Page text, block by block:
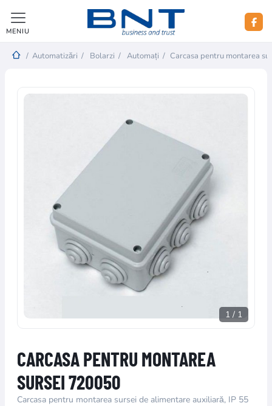
MENIU
/ Automatizări / Bolarzi / Automați / Carcasa pentru montarea
1 / 1
CARCASA PENTRU MONTAREA
SURSEI 720050
Carcasa pentru montarea sursei de alimentare auxiliară, IP 55